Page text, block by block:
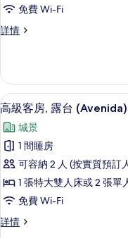
客
房
的
相
片
免費 Wi-Fi
詳情
經
(Avenida)
詳
情
載
入
所
有
高
級
客
房,
15
高級客房, 露台 (Avenida)
城景
1 間睡房
可容納 2 人 (按實質預訂
1 張特大雙人床或 2 張單
免費 Wi-Fi
詳情
高